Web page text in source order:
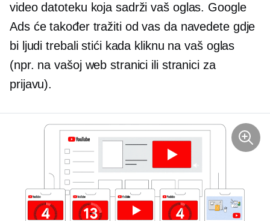
video datoteku koja sadrži vaš oglas. Google
Ads će također tražiti od vas da navedete gdje
bi ljudi trebali stići kada kliknu na vaš oglas
(npr. na vašoj web stranici ili stranici za
prijavu).